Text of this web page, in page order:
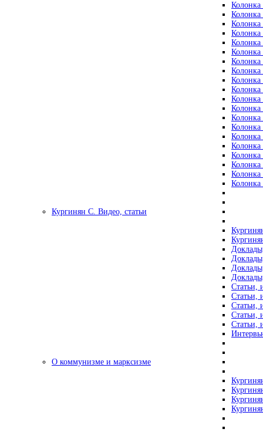
Колонка
Колонка
Колонка
Колонка
Колонка
Колонка
Колонка
Колонка
Колонка
Колонка
Колонка
Колонка
Колонка
Колонка
Колонка
Колонка
Колонка
Колонка
Колонка
Колонка
Кургинян С. Видео, статьи
Статьи,
Статьи,
Статьи,
Статьи,
Статьи,
О коммунизме и марксизме